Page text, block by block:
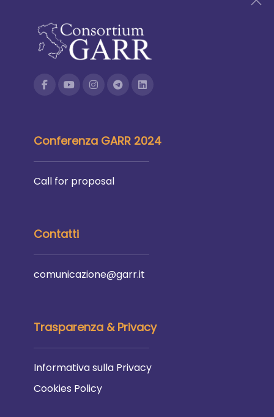
Conferenza GARR 2024
Call for proposal
Contatti
comunicazione@garr.it
Trasparenza & Privacy
Informativa sulla Privacy
Cookies Policy